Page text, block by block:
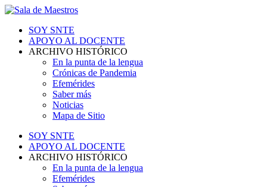
SOY SNTE
APOYO AL DOCENTE
ARCHIVO HISTÓRICO
En la punta de la lengua
Crónicas de Pandemia
Efemérides
Saber más
Noticias
Mapa de Sitio
SOY SNTE
APOYO AL DOCENTE
ARCHIVO HISTÓRICO
En la punta de la lengua
Efemérides